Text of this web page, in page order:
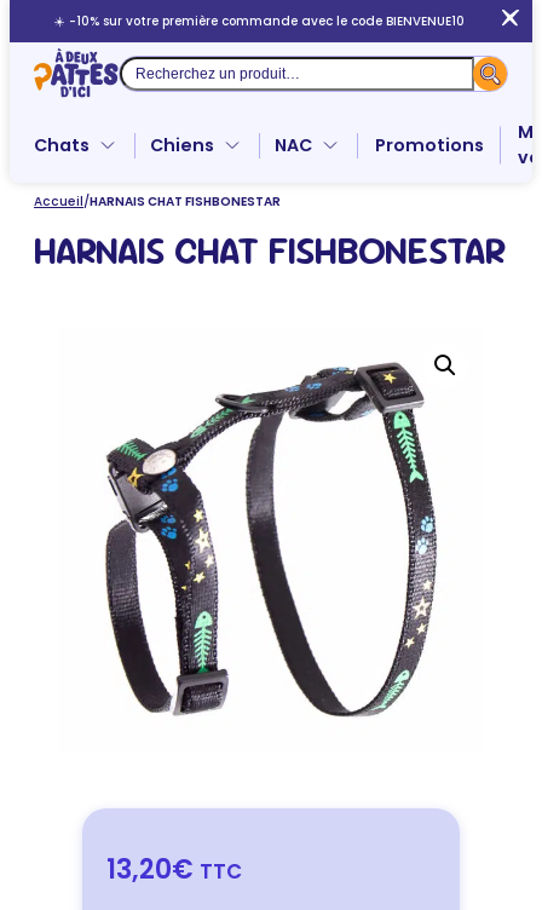
au
contenu
☀️ -10% sur votre première commande avec le code BIENVENUE10
Recherche
Chats Chiens NAC Promotions
Accueil/HARNAIS CHAT FISHBONESTAR
HARNAIS CHAT FISHBONESTAR
13,20€ TTC